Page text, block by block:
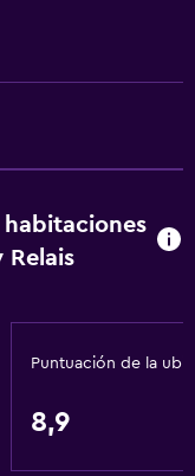
Relais
Puntuación de la
8,9